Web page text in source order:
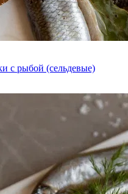
с рыбой (сельдевые)